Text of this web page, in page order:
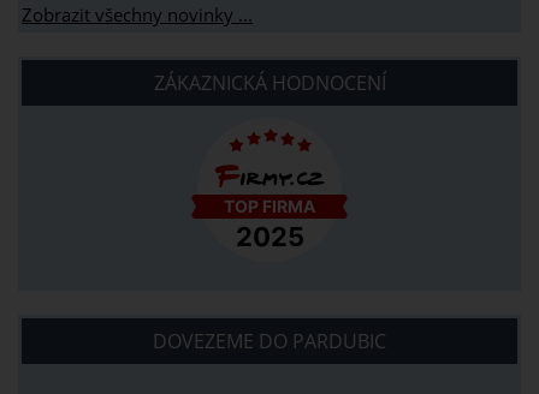
Zobrazit všechny novinky ...
ZÁKAZNICKÁ HODNOCENÍ
DOVEZEME DO PARDUBIC